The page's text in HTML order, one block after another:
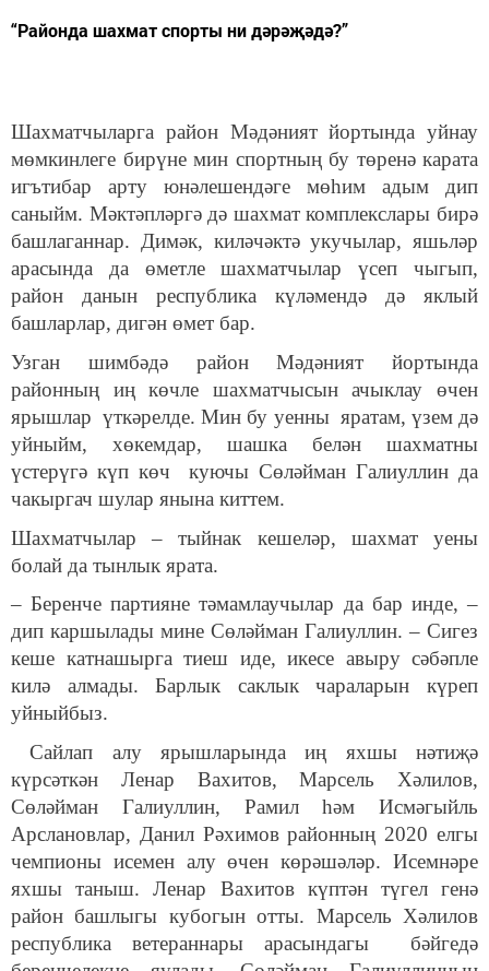
“Районда шахмат спорты ни дәрәҗәдә?”
Шахматчыларга район Мәдәният йортында уйнау
мөмкинлеге бирүне мин спортның бу төренә карата
игътибар арту юнәлешендәге мөһим адым дип
саныйм. Мәктәпләргә дә шахмат комплекслары бирә
башлаганнар. Димәк, киләчәктә укучылар, яшьләр
арасында да өметле шахматчылар үсеп чыгып,
район данын республика күләмендә дә яклый
башларлар, дигән өмет бар.
Узган шимбәдә район Мәдәният йортында
районның иң көчле шахматчысын ачыклау өчен
ярышлар үткәрелде. Мин бу уенны яратам, үзем дә
уйныйм, хөкемдар, шашка белән шахматны
үстерүгә күп көч куючы Сөләйман Галиуллин да
чакыргач шулар янына киттем.
Шахматчылар – тыйнак кешеләр, шахмат уены
болай да тынлык ярата.
– Беренче партияне тәмамлаучылар да бар инде, –
дип каршылады мине Сөләйман Галиуллин. – Сигез
кеше катнашырга тиеш иде, икесе авыру сәбәпле
килә алмады. Барлык саклык чараларын күреп
уйныйбыз.
Сайлап алу ярышларында иң яхшы нәтиҗә
күрсәткән Ленар Вахитов, Марсель Хәлилов,
Сөләйман Галиуллин, Рамил һәм Исмәгыйль
Арслановлар, Данил Рәхимов районның 2020 елгы
чемпионы исемен алу өчен көрәшәләр. Исемнәре
яхшы таныш. Ленар Вахитов күптән түгел генә
район башлыгы кубогын отты. Марсель Хәлилов
республика ветераннары арасындагы бәйгедә